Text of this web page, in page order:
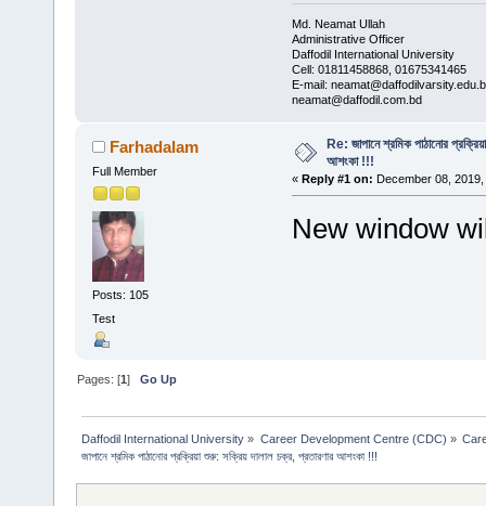
Md. Neamat Ullah
Administrative Officer
Daffodil International University
Cell: 01811458868, 01675341465
E-mail:
neamat@daffodil.com.bd
Farhadalam
Full Member
Posts: 105
Test
Re: জাপানে শ্রমিক পাঠানোর
আশংকা !!!
« Reply #1 on: December 08,
New window
Pages: [1]Go Up
Daffodil International University » Career Development Centre (CDC) »
জাপানে শ্রমিক পাঠানোর প্রক্রিয়া শুরু: সক্রিয় দালাল চক্র, প্রতারণার আশংকা !!!